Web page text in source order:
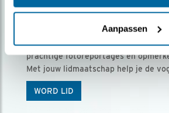
Aanpassen
Ontvang 5 x Vogels voor €
Vogels is het tijdschrift voor onze
prachtige fotoreportages en
Met jouw lidmaatschap help je de
WORD LID